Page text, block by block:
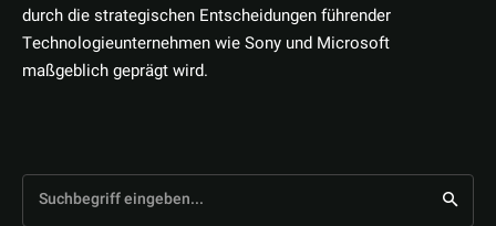
durch die strategischen Entscheidungen führender
Technologieunternehmen wie Sony und Microsoft
maßgeblich geprägt wird.
Suchbegriff eingeben...